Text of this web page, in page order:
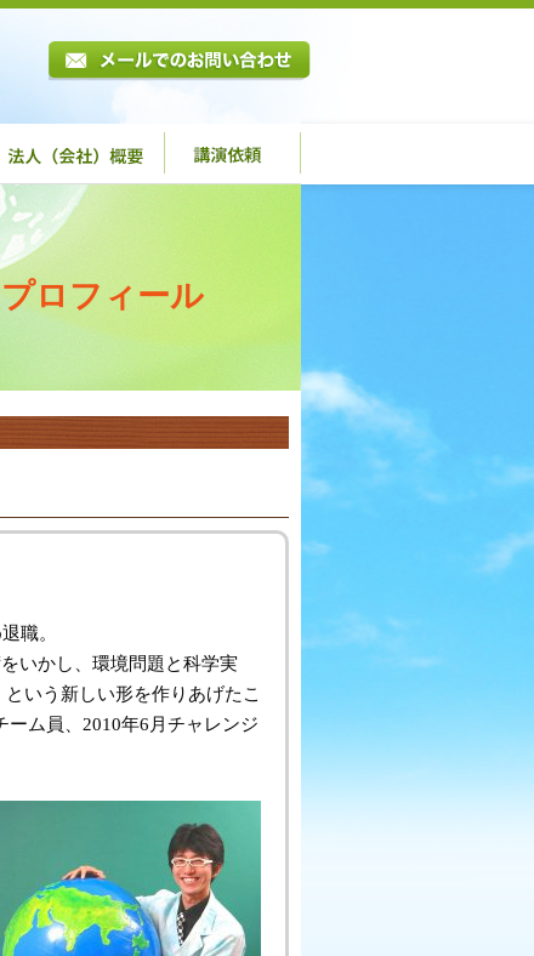
プロフィール
職。
いかし、環境問題と科学実
という新しい形を作りあげたこ
ーム員、2010年6月チャレンジ